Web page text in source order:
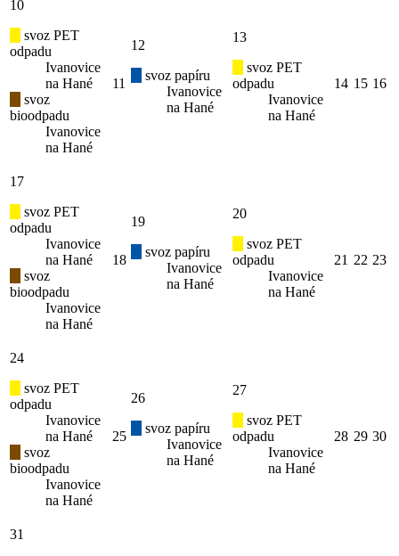
10
svoz PET
odpadu
Ivanovice
na Hané
svoz
bioodpadu
Ivanovice
na Hané
11
12
svoz papíru
Ivanovice
na Hané
13
svoz PET
odpadu
Ivanovice
na Hané
14 15 16
17
svoz PET
odpadu
Ivanovice
na Hané
svoz
bioodpadu
Ivanovice
na Hané
18
19
svoz papíru
Ivanovice
na Hané
20
svoz PET
odpadu
Ivanovice
na Hané
21 22 23
24
svoz PET
odpadu
Ivanovice
na Hané
svoz
bioodpadu
Ivanovice
na Hané
25
26
svoz papíru
Ivanovice
na Hané
27
svoz PET
odpadu
Ivanovice
na Hané
28 29 30
31